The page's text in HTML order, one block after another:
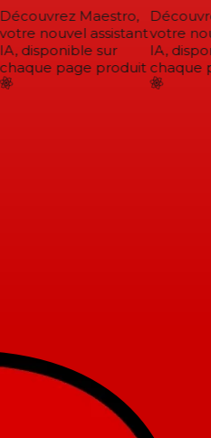
Découvrez Maestro,
nouvel assistant
IA, disponible sur
page produit
votre
IA,
chaque